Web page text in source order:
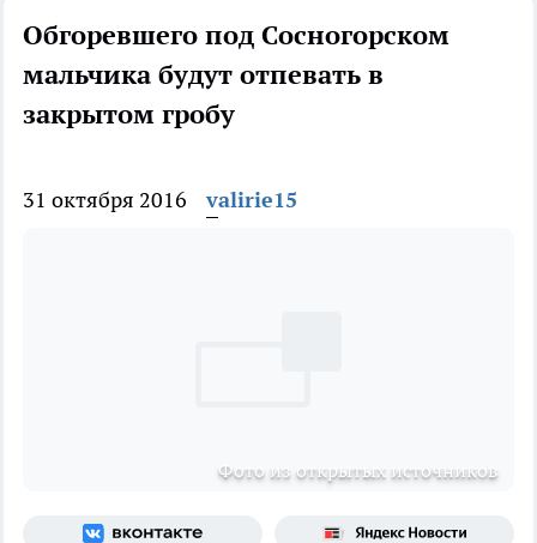
Обгоревшего под Сосногорском
мальчика будут отпевать в
закрытом гробу
31 октября 2016 valirie15
Фото из открытых источников